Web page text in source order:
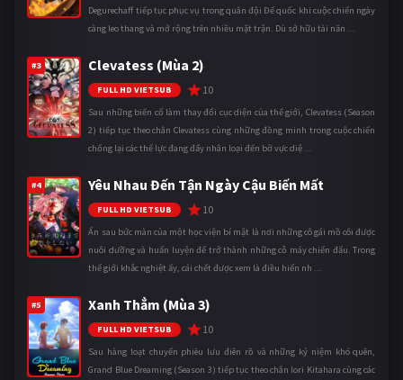
Degurechaff tiếp tục phục vụ trong quân đội Đế quốc khi cuộc chiến ngày
càng leo thang và mở rộng trên nhiều mặt trận. Dù sở hữu tài năn ...
#3 Clevatess (Mùa 2)
FULL HD VIETSUB 10
Sau những biến cố làm thay đổi cục diện của thế giới, Clevatess (Season
2) tiếp tục theo chân Clevatess cùng những đồng minh trong cuộc chiến
chống lại các thế lực đang đẩy nhân loại đến bờ vực diệ ...
#4 Yêu Nhau Đến Tận Ngày Cậu Biến Mất
FULL HD VIETSUB 10
Ẩn sau bức màn của một học viện bí mật là nơi những cô gái mồ côi được
nuôi dưỡng và huấn luyện để trở thành những cỗ máy chiến đấu. Trong
thế giới khắc nghiệt ấy, cái chết được xem là điều hiển nh ...
#5 Xanh Thẳm (Mùa 3)
FULL HD VIETSUB 10
Sau hàng loạt chuyến phiêu lưu điên rồ và những kỷ niệm khó quên,
Grand Blue Dreaming (Season 3) tiếp tục theo chân Iori Kitahara cùng các